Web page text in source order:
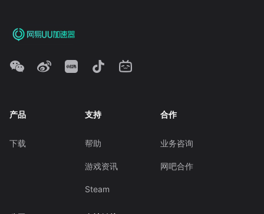
产品
下载
支持
帮助
游戏资讯
Steam
合作
业务咨询
网吧合作